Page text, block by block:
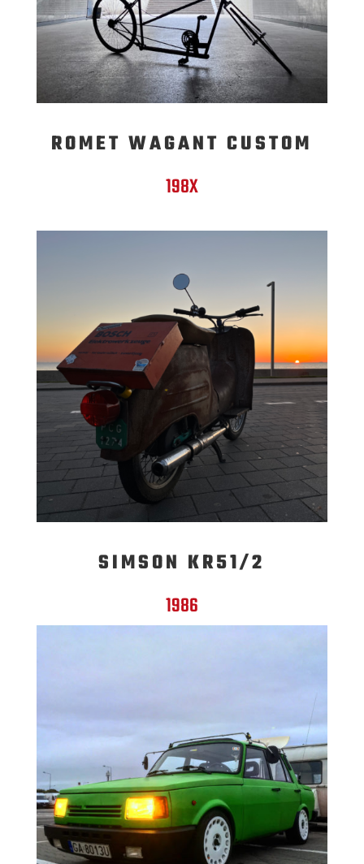
ROMET WAGANT CUSTOM
198X
SIMSON KR51/2
1986